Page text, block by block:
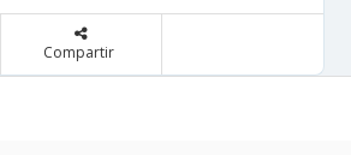
Compartir